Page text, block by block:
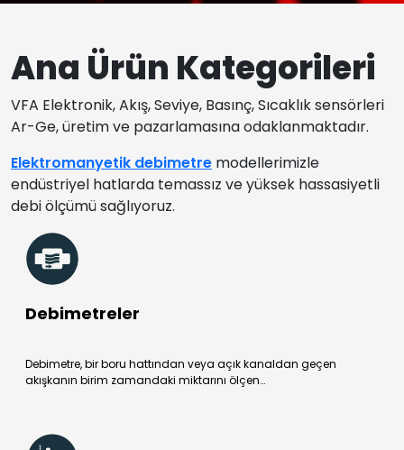
Ana Ürün Kategorileri
VFA Elektronik, Akış, Seviye, Basınç, Sıcaklık sensörleri
Ar-Ge, üretim ve pazarlamasına odaklanmaktadır.
Elektromanyetik debimetre modellerimizle
endüstriyel hatlarda temassız ve yüksek hassasiyetli
debi ölçümü sağlıyoruz.
Debimetreler
Debimetre, bir boru hattından veya açık kanaldan geçen
akışkanın birim zamandaki miktarını ölçen…